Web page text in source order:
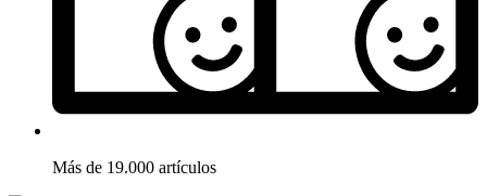
Más de 19.000 artículos